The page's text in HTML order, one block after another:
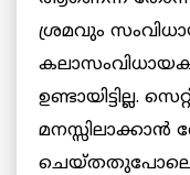
ശ്രമവും
ഉണ്ടായിട്ടില്ല.
മനസ്സിലാക്കാൻ